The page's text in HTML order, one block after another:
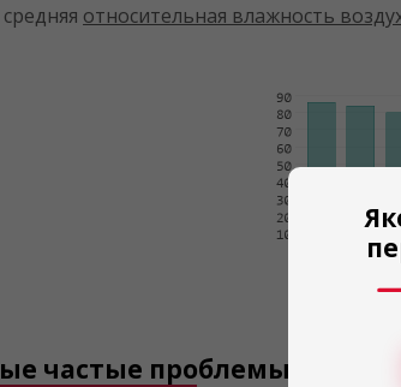
средняя относительная влажность
частые проблемы при